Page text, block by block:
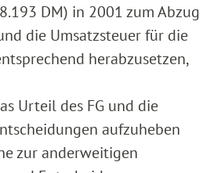
DM) in 2001 zum Abzug
die Umsatzsteuer für die
herabzusetzen,
Urteil des FG und die
aufzuheben
zur anderweitigen